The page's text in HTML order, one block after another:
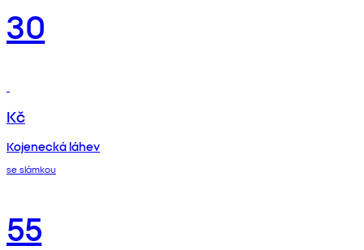
30
Kč
Kojenecká láhev
se slámkou
55